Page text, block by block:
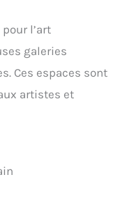
l’art
galeries
Ces espaces sont
artistes et